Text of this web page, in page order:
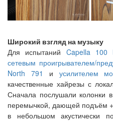
Широкий взгляд на музыку
Для испытаний Capella 100
сетевым проигрывателем/
North 791
и усилителем
качественные хайрезы с
Сначала послушали
перемычкой, дающей подъём
в небольшом акустически